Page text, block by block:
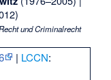
und Criminalrecht
| LCCN: